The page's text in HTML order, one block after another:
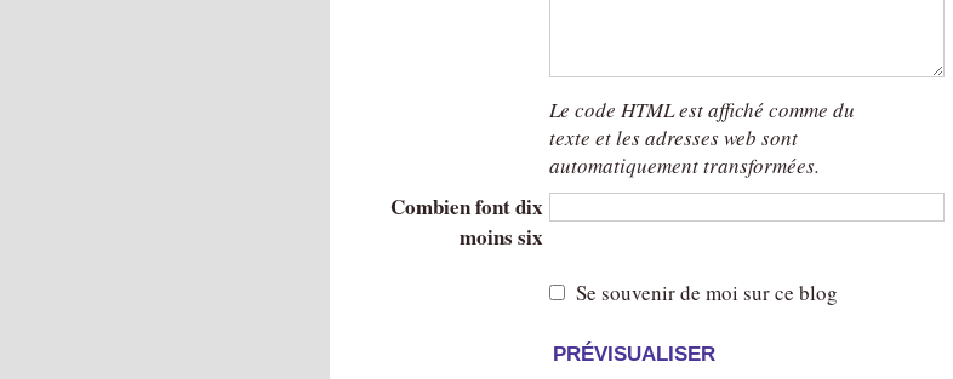
Le code HTML est affiché comme du
texte et les adresses web sont
automatiquement transformées.
Combien font dix
moins six
Se souvenir de moi sur ce blog